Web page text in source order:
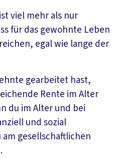
viel mehr als nur
für das gewohnte Leben
egal wie lange der
gearbeitet hast,
Rente im Alter
du im Alter und bei
und sozial
gesellschaftlichen